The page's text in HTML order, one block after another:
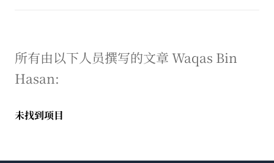
所有由以下人员撰写的文章 Waqas Bin
Hasan:
未找到项目